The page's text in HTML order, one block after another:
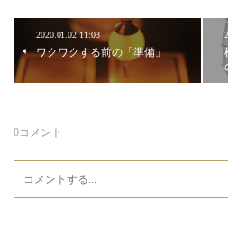
2020.01.02 11:03
ワクワクする前の「準備」
0コメント